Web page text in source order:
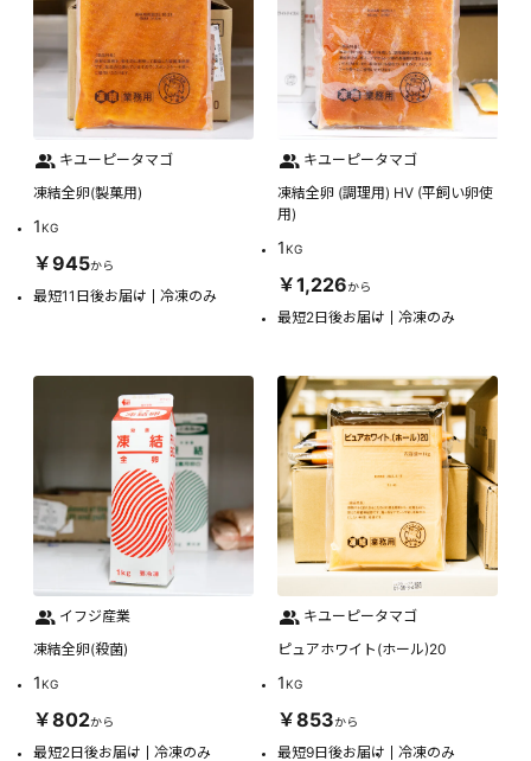
キユーピータマゴ
凍結全卵(製菓用)
1KG
￥945から
最短11日後お届け 冷凍のみ
キユーピータマゴ
凍結全卵 (調理用) HV (平飼い卵使
用)
1KG
￥1,226から
最短2日後お届け 冷凍のみ
イフジ産業
凍結全卵(殺菌)
1KG
￥802から
最短2日後お届け 冷凍のみ
キユーピータマゴ
ピュアホワイト(ホール)20
1KG
￥853から
最短9日後お届け 冷凍のみ